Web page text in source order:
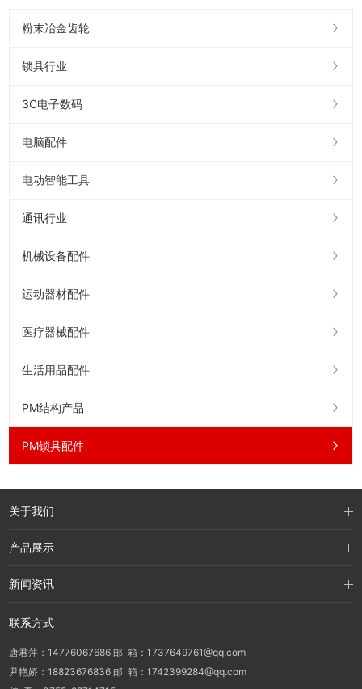
粉末冶金齿轮
锁具行业
3C电子数码
电脑配件
电动智能工具
通讯行业
机械设备配件
运动器材配件
医疗器械配件
生活用品配件
PM结构产品
PM锁具配件
关于我们
产品展示
新闻资讯
联系方式
唐君萍：14776067686 邮 箱：1737649761@qq.com
尹艳娇：18823676836 邮 箱：1742399284@qq.com